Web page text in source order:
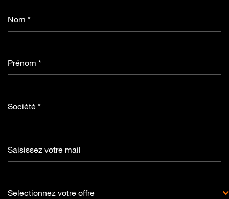
Nom *
Prénom *
Société *
Saisissez votre mail
Selectionnez votre offre